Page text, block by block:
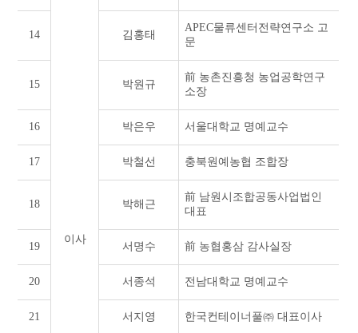
이사
14 김홍태
APEC물류센터전략연구소 고
문
15 박원규
前 농촌진흥청 농업공학연구
소장
16 박은우 서울대학교 명예교수
17 박철선 충북원예농협 조합장
18 박해근
前 남원시조합공동사업법인
대표
19 서명수 前 농협홍삼 감사실장
20 서종석 전남대학교 명예교수
21 서지영 한국컨테이너풀㈜ 대표이사